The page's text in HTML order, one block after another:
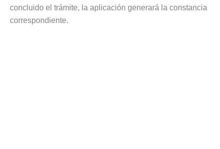
concluido el trámite, la aplicación generará la constancia
correspondiente.